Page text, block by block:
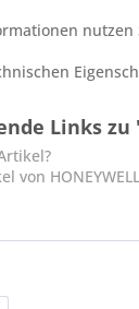
Links zu
von HONEYWELL